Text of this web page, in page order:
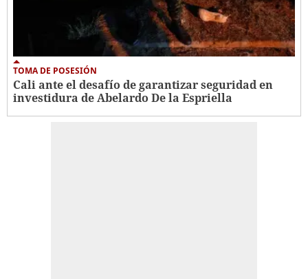
TOMA DE POSESIÓN
Cali ante el desafío de garantizar seguridad en
investidura de Abelardo De la Espriella